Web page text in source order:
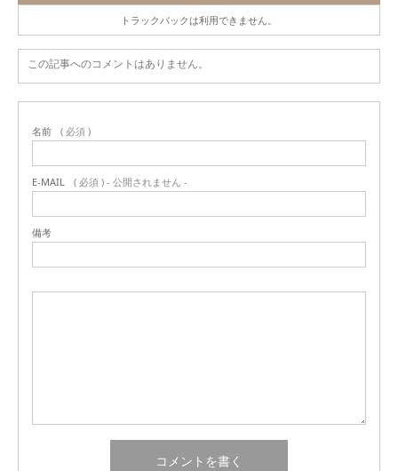
トラックバックは利用できません。
この記事へのコメントはありません。
名前 ( 必須 )
E-MAIL ( 必須 ) - 公開されません -
備考